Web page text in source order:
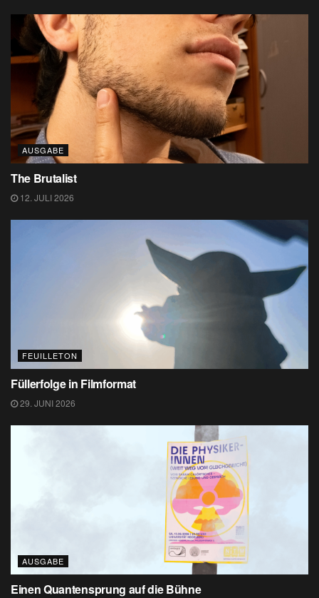
AUSGABE
The Brutalist
12. JULI 2026
FEUILLETON
Füllerfolge in Filmformat
29. JUNI 2026
AUSGABE
Einen Quantensprung auf die Bühne